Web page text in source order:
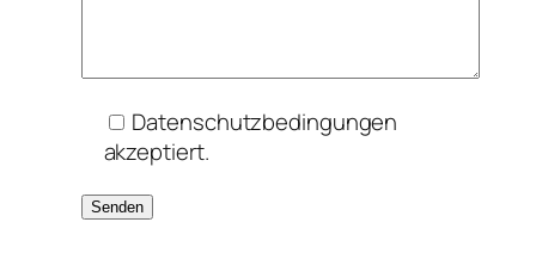
Datenschutzbedingungen
akzeptiert.